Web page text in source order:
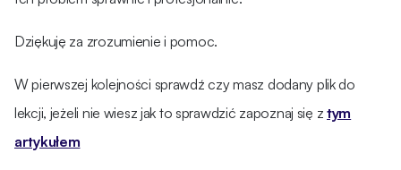
Dziękuję za zrozumienie i pomoc.
W pierwszej kolejności sprawdź czy masz dodany plik do
lekcji, jeżeli nie wiesz jak to sprawdzić zapoznaj się ztym
artykułem